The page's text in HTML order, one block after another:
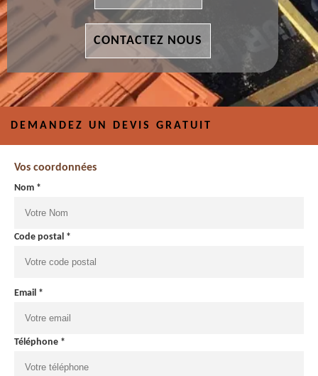
CONTACTEZ NOUS
DEMANDEZ UN DEVIS GRATUIT
Vos coordonnées
Nom *
Code postal *
Email *
Téléphone *